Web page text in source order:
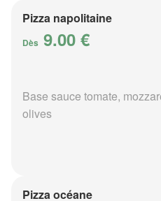
Pizza napolitaine
Dès 9.00 €
Base sauce tomate,
olives
Pizza océane